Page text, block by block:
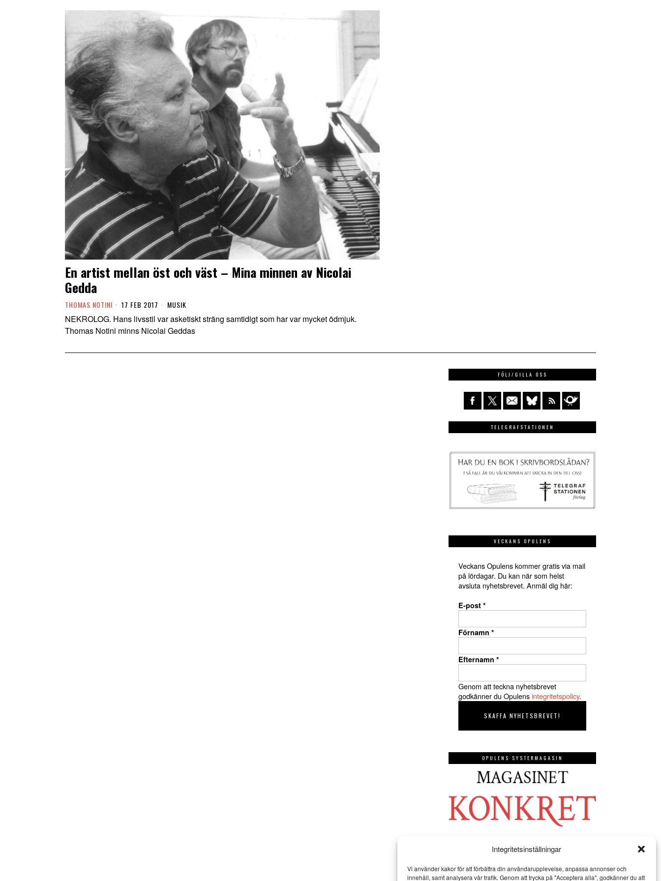
Integritetsinställningar
Vi använder kakor för att förbättra din användarupplevelse, anpassa annonser och
innehåll, samt analysera vår trafik. Genom att trycka på "Acceptera alla", godkänner du att
En artist mellan öst och väst – Mina minnen av Nicolai
Gedda
THOMAS NOTINI 17 FEB 2017 MUSIK
NEKROLOG. Hans livsstil var asketiskt sträng samtidigt som har var mycket ödmjuk.
Thomas Notini minns Nicolai Geddas
FÖLJ/GILLA OSS
TELEGRAFSTATIONEN
VECKANS OPULENS
Veckans Opulens kommer gratis via mail
på lördagar. Du kan när som helst
avsluta nyhetsbrevet. Anmäl dig här:
E-post *
Förnamn *
Efternamn *
Genom att teckna nyhetsbrevet
godkänner du Opulensintegritetspolicy.
OPULENS SYSTERMAGASIN